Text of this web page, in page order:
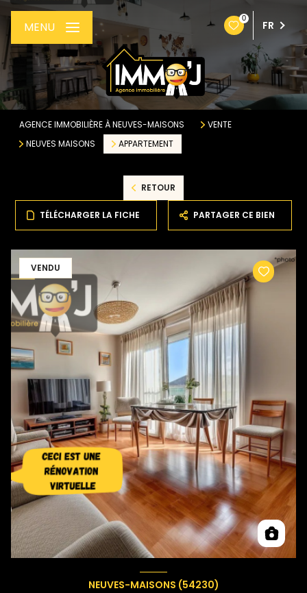
0
FR
MENU
AGENCE IMMOBILIÈRE À NEUVES-MAISONS
VENTE
NEUVES MAISONS
APPARTEMENT
RETOUR
TÉLÉCHARGER LA FICHE PARTAGER CE BIEN
VENDU
NEUVES-MAISONS (54230)